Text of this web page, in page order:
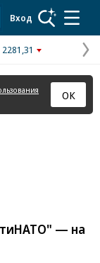
Вход
ОК
— на